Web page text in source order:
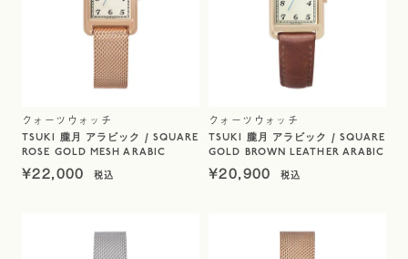
クォーツウォッチ
TSUKI 朧月 アラビック / SQUARE
ROSE GOLD MESH ARABIC
¥22,000
クォーツウォッチ
TSUKI 朧月 アラビック / SQUARE
GOLD BROWN LEATHER ARABIC
¥20,900